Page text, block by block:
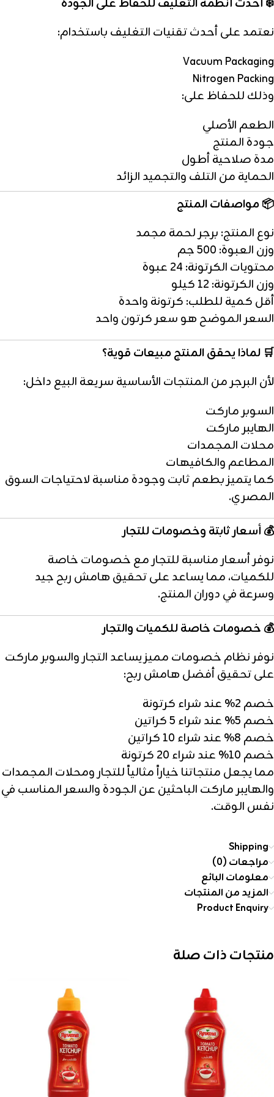
❄️ أحدث أنظمة التغليف للحفاظ على الجودة
نعتمد على أحدث تقنيات التغليف باستخدام:
Vacuum Packaging
Nitrogen Packing
وذلك للحفاظ على:
الطعم الأصلي
جودة المنتج
مدة صلاحية أطول
الحماية من التلف والتجميد الزائد
📦 مواصفات المنتج
نوع المنتج: برجر لحمة مجمد
وزن العبوة: 500 جم
محتويات الكرتونة: 24 عبوة
وزن الكرتونة: 12 كيلو
أقل كمية للطلب: كرتونة واحدة
السعر الموضح هو سعر كرتون واحد
🛒 لماذا يحقق المنتج مبيعات قوية؟
لأن البرجر من المنتجات الأساسية سريعة البيع داخل:
السوبر ماركت
الهايبر ماركت
محلات المجمدات
المطاعم والكافيهات
كما يتميز بطعم ثابت وجودة مناسبة لاحتياجات السوق
المصري.
💰 أسعار ثابتة وخصومات للتجار
نوفر أسعار مناسبة للتجار مع خصومات خاصة
للكميات، مما يساعد على تحقيق هامش ربح جيد
وسرعة في دوران المنتج.
💰 خصومات خاصة للكميات والتجار
نوفر نظام خصومات مميز يساعد التجار والسوبر ماركت
على تحقيق أفضل هامش ربح:
خصم 2% عند شراء كرتونة
خصم 5% عند شراء 5 كراتين
خصم 8% عند شراء 10 كراتين
خصم 10% عند شراء 20 كرتونة
مما يجعل منتجاتنا خياراً مثالياً للتجار ومحلات المجمدات
والهايبر ماركت الباحثين عن الجودة والسعر المناسب في
نفس الوقت.
Shipping
مراجعات (0)
معلومات البائع
المزيد من المنتجات
Product Enquiry
منتجات ذات صلة